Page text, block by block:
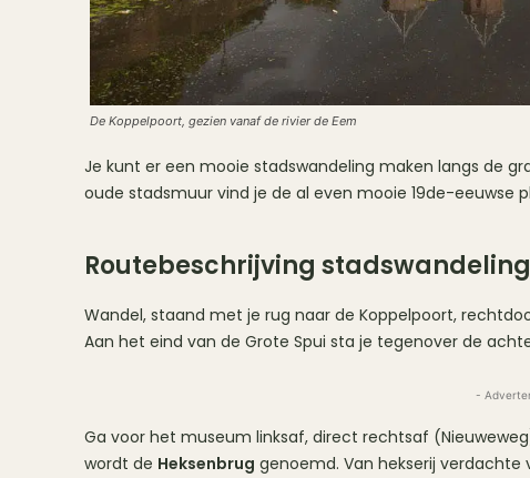
De Koppelpoort, gezien vanaf de rivier de Eem
Je kunt er een mooie stadswandeling maken langs de
oude stadsmuur vind je de al even mooie 19de-eeuwse
Routebeschrijving
Wandel, staand met je rug naar de Koppelpoort,
Aan het eind van de Grote Spui sta je tegenover de
-
Ga voor het museum linksaf, direct rechtsaf
wordt de Heksenbrug genoemd. Van hekserij